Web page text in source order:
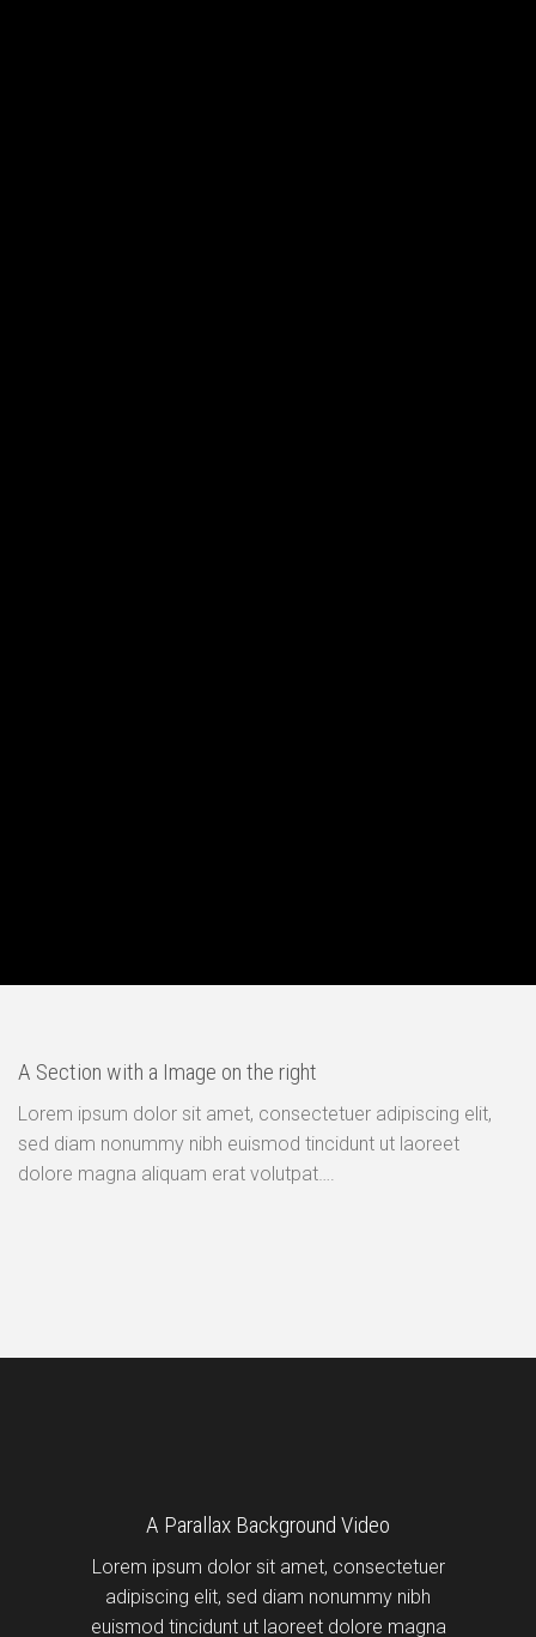
A Section with a Image on the right
Lorem ipsum dolor sit amet, consectetuer adipiscing elit,
sed diam nonummy nibh euismod tincidunt ut laoreet
dolore magna aliquam erat volutpat….
A Parallax Background Video
Lorem ipsum dolor sit amet, consectetuer
adipiscing elit, sed diam nonummy nibh
euismod tincidunt ut laoreet dolore magna